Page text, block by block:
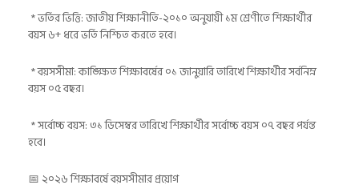
* ভর্তির ভিত্তি: জাতীয় শিক্ষানীতি-২০১০ অনুযায়ী ১ম শ্রেণীতে শিক্ষার্থীর
বয়স ৬+ ধরে ভর্তি নিশ্চিত করতে হবে।
* বয়সসীমা: কাঙ্ক্ষিত শিক্ষাবর্ষের ০১ জানুয়ারি তারিখে শিক্ষার্থীর সর্বনিম্ন
বয়স ০৫ বছর।
* সর্বোচ্চ বয়স: ৩১ ডিসেম্বর তারিখে শিক্ষার্থীর সর্বোচ্চ বয়স ০৭ বছর পর্যন্ত
হবে।
📅 ২০২৬ শিক্ষাবর্ষে বয়সসীমার প্রয়োগ